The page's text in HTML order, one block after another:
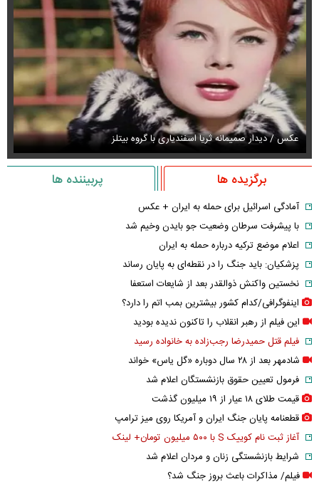
عکس / دیدار صمیمانه ثریا اسفندیاری با گروه بیتلز
برگزیده ها پربیننده ها
آمادگی اسرائیل برای حمله به ایران + عکس
با پیشرفت سرطان وضعیت جو بایدن وخیم شد
اعلام موضع ترکیه درباره حمله به ایران
پزشکیان: باید جنگ را در نقطه‌ای به پایان رساند
نخستین واکنش ذوالقدر بعد از شایعات استعفا
اینفوگرافی/کدام کشور بیشترین بمب اتم را دارد؟
این فیلم از رهبر انقلاب را تاکنون ندیده بودید
فیلم قتل حمیدرضا رجب‌زاده به خانواده رسید
شادمهر بعد از ۲۸ سال دوباره «گل یاس» خواند
فرمول تعیین حقوق بازنشستگان اعلام شد
قیمت طلای ۱۸ عیار از ۱۹ میلیون گذشت
قطعنامه پایان جنگ ایران و آمریکا روی میز ترامپ
آغاز ثبت نام کوییک S با ۵۰۰ میلیون تومان+ لینک
شرایط بازنشستگی زنان و مردان اعلام شد
فیلم/ مذاکرات باعث بروز جنگ شد؟